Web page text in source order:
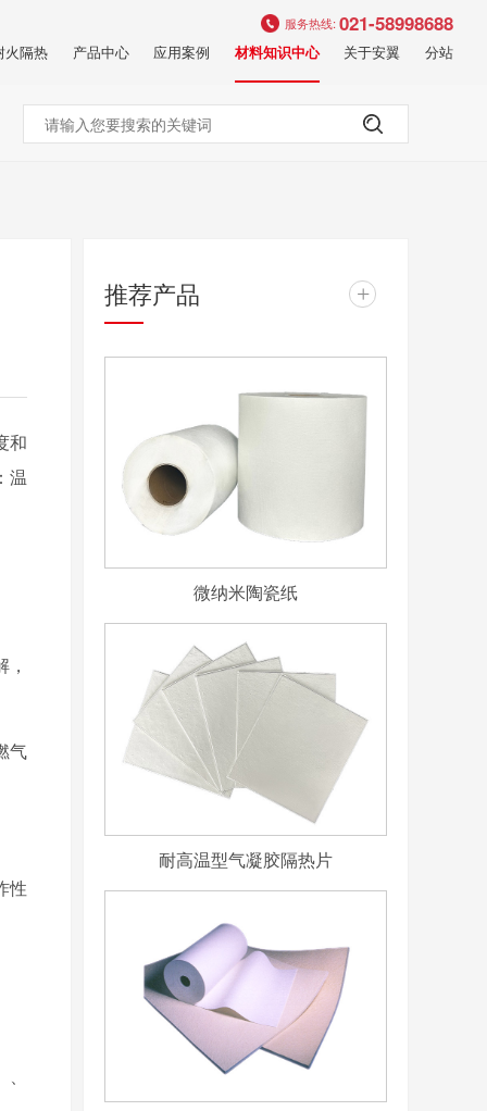
服务热线:021-58998688
火隔热 产品中心 应用案例 材料知识中心 关于安翼 分站
和
温
气
性
推荐产品 +
微纳米陶瓷纸
耐高温型气凝胶隔热片